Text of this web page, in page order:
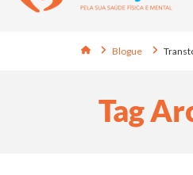
HomeBlogue
Tag